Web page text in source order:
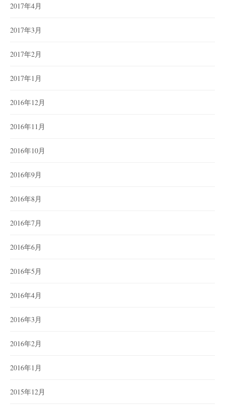
2017年4月
2017年3月
2017年2月
2017年1月
2016年12月
2016年11月
2016年10月
2016年9月
2016年8月
2016年7月
2016年6月
2016年5月
2016年4月
2016年3月
2016年2月
2016年1月
2015年12月